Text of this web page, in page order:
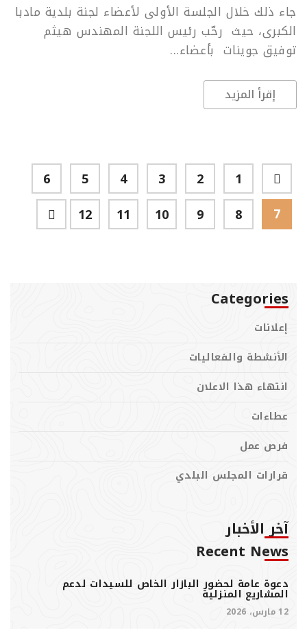
جاء ذلك خلال الجلسة الأولى لأعضاء لجنة بلدية مادبا
الكبرى، حيث رحّب رئيس اللجنة المهندس هيثم
توفيق جوينات بأعضاء...
إقرأ المزيد
1
2
3
4
5
6
7
8
9
10
11
12
Categories
إعلانات
الأنشطة والفعاليات
انتهاء هذا الاعلان
عطاءات
فرص عمل
قرارات المجلس البلدي
آخر الأخبار
Recent News
دعوة عامة لحضور البازار الخاص للسيدات لدعم
المشاريع المنزلية
12 مارس، 2026